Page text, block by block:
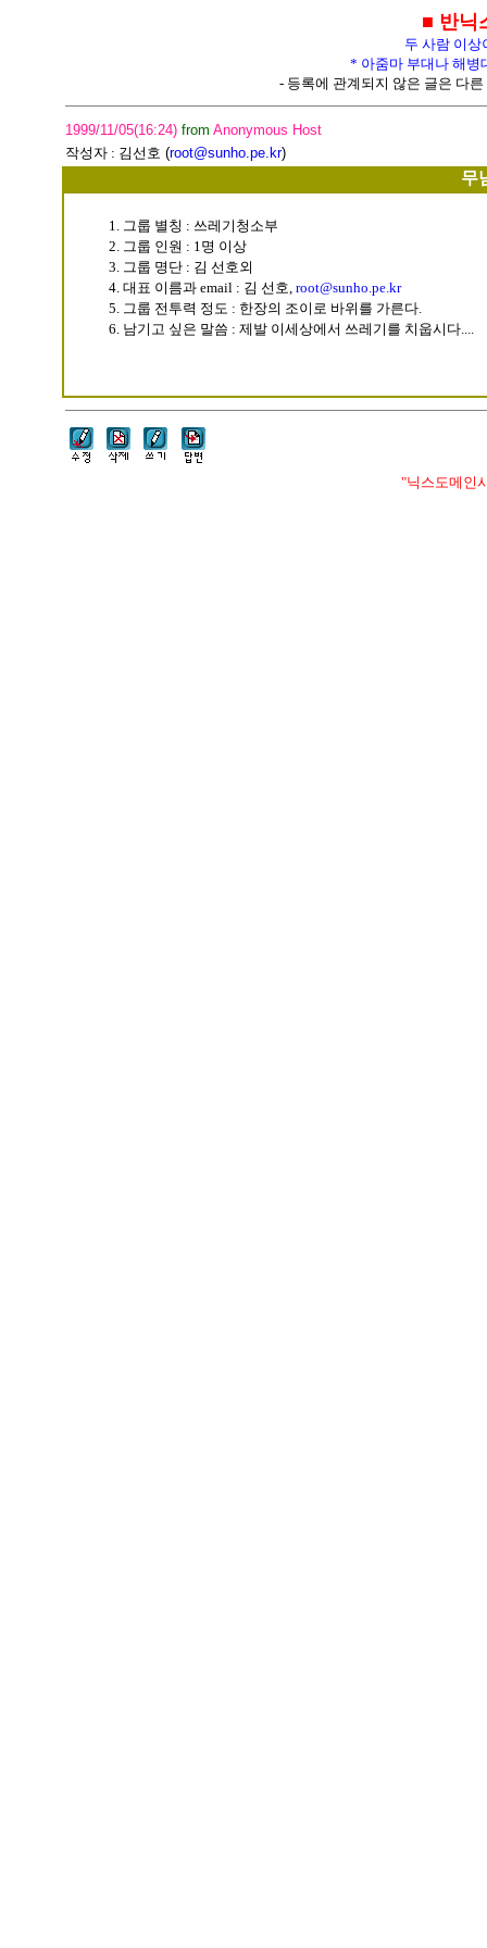
■ 반닉
두 사람 이상
* 아줌마 부대나 해병
- 등록에 관계되지 않은 글은 다
1999/11/05(16:24)from Anonymous Host
작성자 : 김선호 (root@sunho.pe.kr)
무
1. 그룹 별칭 : 쓰레기청소부
2. 그룹 인원 : 1명 이상
3. 그룹 명단 : 김 선호외
4. 대표 이름과 email : 김 선호, root@sunho.pe.kr
5. 그룹 전투력 정도 : 한장의 조이로 바위를 가른다.
6. 남기고 싶은 말씀 : 제발 이세상에서 쓰레기를 치웁시다....
"닉스도메인